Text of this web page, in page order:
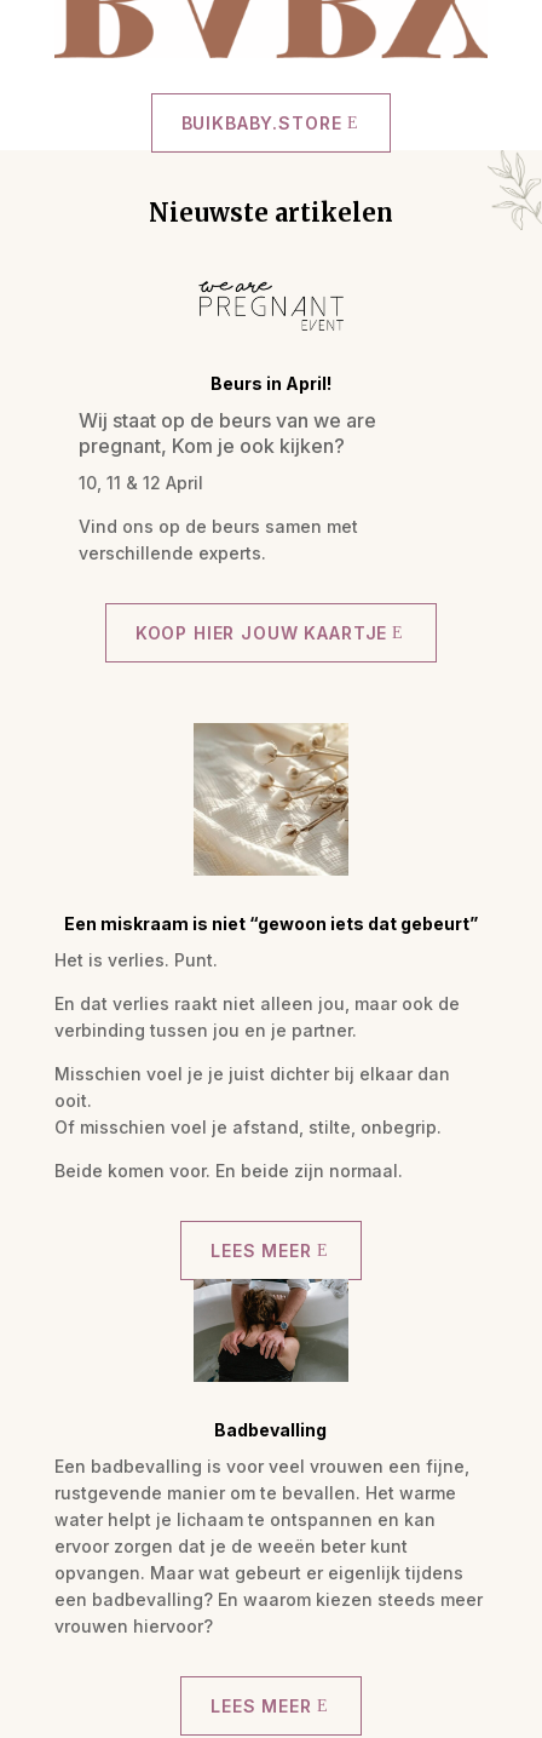
BUIKBABY.STORE
Nieuwste artikelen
Beurs in April!
Wij staat op de beurs van we are
pregnant, Kom je ook kijken?
10, 11 & 12 April
Vind ons op de beurs samen met
verschillende experts.
KOOP HIER JOUW KAARTJE
Een miskraam is niet “gewoon iets dat gebeurt”
Het is verlies. Punt.
En dat verlies raakt niet alleen jou, maar ook de
verbinding tussen jou en je partner.
Misschien voel je je juist dichter bij elkaar dan
ooit.
Of misschien voel je afstand, stilte, onbegrip.
Beide komen voor. En beide zijn normaal.
LEES MEER
Badbevalling
Een badbevalling is voor veel vrouwen een fijne,
rustgevende manier om te bevallen. Het warme
water helpt je lichaam te ontspannen en kan
ervoor zorgen dat je de weeën beter kunt
opvangen. Maar wat gebeurt er eigenlijk tijdens
een badbevalling? En waarom kiezen steeds meer
vrouwen hiervoor?
LEES MEER